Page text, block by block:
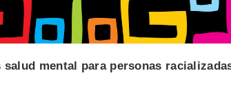
salud mental para personas